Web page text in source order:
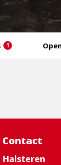
1
Contact
Halsteren